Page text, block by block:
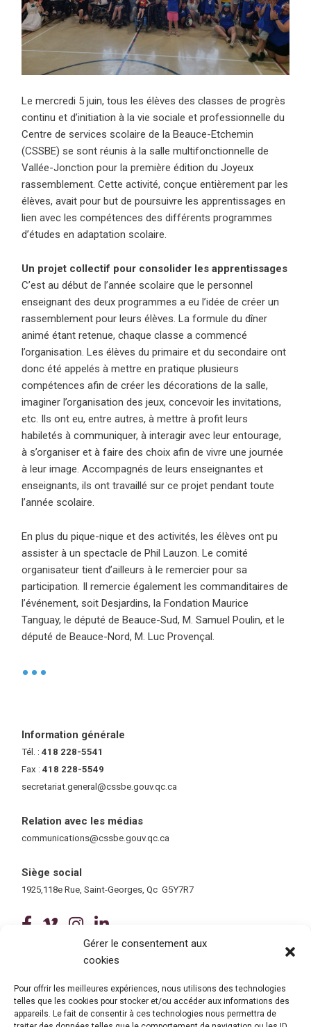
Gérer le consentement aux
cookies
Pour offrir les meilleures expériences, nous utilisons des technologies
telles que les cookies pour stocker et/ou accéder aux informations des
appareils. Le fait de consentir à ces technologies nous permettra de
Le mercredi 5 juin, tous les élèves des classes de progrès
continu et d’initiation à la vie sociale et professionnelle du
Centre de services scolaire de la Beauce-Etchemin
(CSSBE) se sont réunis à la salle multifonctionnelle de
Vallée-Jonction pour la première édition du Joyeux
rassemblement.Cette activité, conçue entièrement par les
élèves, avait pour but de poursuivre les apprentissages en
lien avec les compétences des différents programmes
d’études en adaptation scolaire.
Un projet collectif pour consolider les apprentissages
C’est au début de l’année scolaire que le personnel
enseignant des deux programmes a eu l’idée de créer un
rassemblement pour leurs élèves. La formule du dîner
animé étant retenue, chaque classe a commencé
l’organisation. Les élèves du primaire et du secondaire ont
donc été appelés à mettre en pratique plusieurs
compétences afin de créer les décorations de la salle,
imaginer l’organisation des jeux, concevoir les invitations,
etc. Ils ont eu, entre autres, à mettre à profit leurs
habiletés à communiquer, à interagir avec leur entourage,
à s’organiser et à faire des choix afin de vivre une journée
à leur image. Accompagnés de leurs enseignantes et
enseignants, ils ont travaillé sur ce projet pendant toute
l’année scolaire.
En plus du pique-nique et des activités, les élèves ont pu
assister à un spectacle de Phil Lauzon. Le comité
organisateur tient d’ailleurs à le remercier pour sa
participation. Il remercie également les commanditaires de
l’événement, soit Desjardins, la Fondation Maurice
Tanguay, le député de Beauce-Sud, M. Samuel Poulin, et le
député de Beauce-Nord, M. Luc Provençal.
•
Information générale
Tél. :418 228-5541
Fax :418 228-5549
secretariat.general@cssbe.gouv.qc.ca
Relation avec les médias
communications@cssbe.gouv.qc.ca
Siège social
1925,118e Rue, Saint-Georges, Qc G5Y7R7
(ce lien ouvre dans une nouvelle
(ce lien ouvre dans une nouvelle
(ce lien ouvre dans une
Tous droits réservés © 2026 Centre de services scolaire de la
Politique de confidentialité|Accessibilité
Conception site web : Ubéo solutions web(ce lien ouvre dans une nouvelle